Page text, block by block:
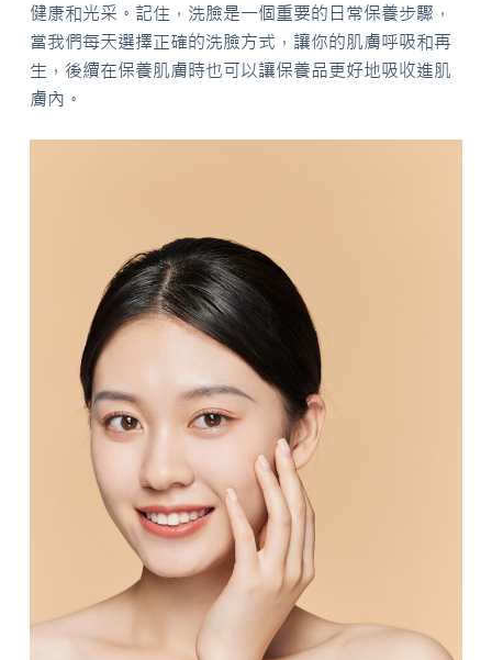
健康和光采。記住，洗臉是一個重要的日常保養步驟，
當我們每天選擇正確的洗臉方式，讓你的肌膚呼吸和再
生，後續在保養肌膚時也可以讓保養品更好地吸收進肌
膚內。